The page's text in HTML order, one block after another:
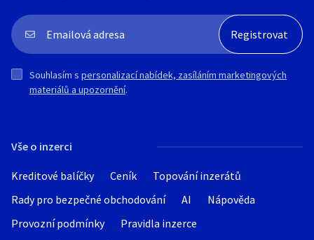
Vše o inzerci
Kreditové balíčky Ceník
Topování inzerátů
Rady pro bezpečné obchodování
AI
Nápověda
Provozní podmínky
Pravidla inzerce
Souhlasím s personalizací nabídek, zasíláním marketingových
materiálů a upozornění.